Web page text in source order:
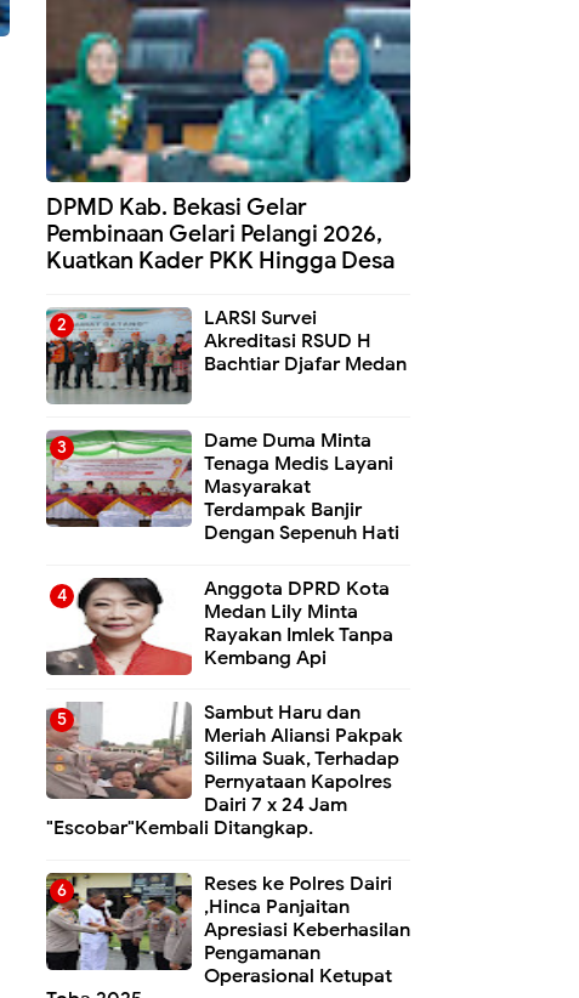
DPMD Kab. Bekasi Gelar
Pembinaan Gelari Pelangi 2026,
Kuatkan Kader PKK Hingga Desa
LARSI Survei
Akreditasi RSUD H
Bachtiar Djafar Medan
Dame Duma Minta
Tenaga Medis Layani
Masyarakat
Terdampak Banjir
Dengan Sepenuh Hati
Anggota DPRD Kota
Medan Lily Minta
Rayakan Imlek Tanpa
Kembang Api
Sambut Haru dan
Meriah Aliansi Pakpak
Silima Suak, Terhadap
Pernyataan Kapolres
Dairi 7 x 24 Jam
"Escobar"Kembali Ditangkap.
Reses ke Polres Dairi
,Hinca Panjaitan
Apresiasi Keberhasilan
Pengamanan
Operasional Ketupat